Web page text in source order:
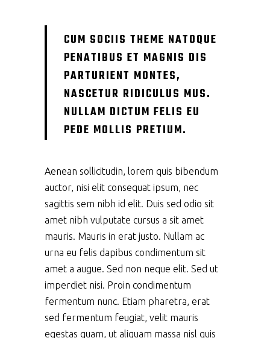
CUM SOCIIS THEME NATOQUE
PENATIBUS ET MAGNIS DIS
PARTURIENT MONTES,
NASCETUR RIDICULUS MUS.
NULLAM DICTUM FELIS EU
PEDE MOLLIS PRETIUM.
Aenean sollicitudin, lorem quis bibendum
auctor, nisi elit consequat ipsum, nec
sagittis sem nibh id elit. Duis sed odio sit
amet nibh vulputate cursus a sit amet
mauris. Mauris in erat justo. Nullam ac
urna eu felis dapibus condimentum sit
amet a augue. Sed non neque elit. Sed ut
imperdiet nisi. Proin condimentum
fermentum nunc. Etiam pharetra, erat
sed fermentum feugiat, velit mauris
egestas quam, ut aliquam massa nisl quis